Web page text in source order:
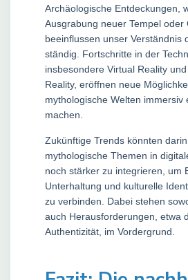
Archäologische Entdeckungen,
Ausgrabung neuer Tempel oder
beeinflussen unser Verständnis
ständig. Fortschritte in der
insbesondere Virtual Reality
Reality, eröffnen neue
mythologische Welten immersiv
machen.
Zukünftige Trends könnten darin
mythologische Themen in
noch stärker zu integrieren, um
Unterhaltung und kulturelle
zu verbinden. Dabei stehen
auch Herausforderungen, etwa
Authentizität, im Vordergrund.